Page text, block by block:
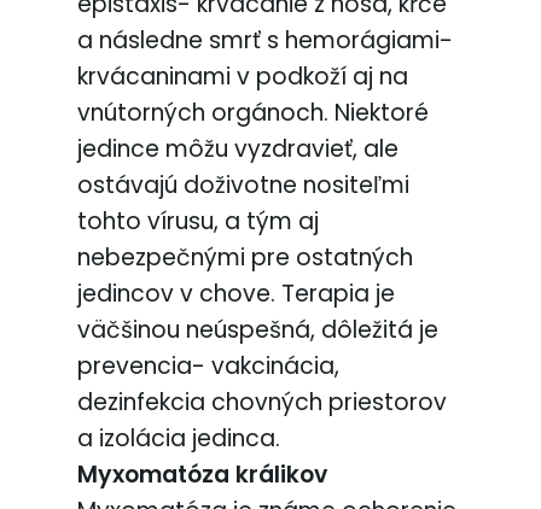
a následne smrť s hemorágiami-
krvácaninami v podkoží aj na
vnútorných orgánoch. Niektoré
jedince môžu vyzdravieť, ale
ostávajú doživotne nositeľmi
tohto vírusu, a tým aj
nebezpečnými pre ostatných
jedincov v chove. Terapia je
väčšinou neúspešná, dôležitá je
prevencia- vakcinácia,
dezinfekcia chovných priestorov
a izolácia jedinca.
Myxomatóza králikov